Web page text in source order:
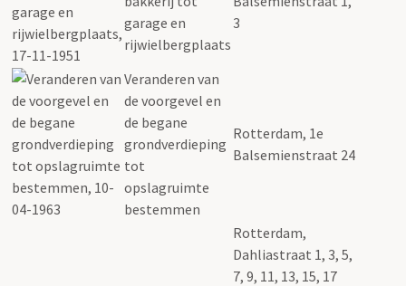
garage en
rijwielbergplaats
3
Veranderen van
de voorgevel en
de begane
grondverdieping
tot
opslagruimte
bestemmen
Rotterdam, 1e
Balsemienstraat 24
Rotterdam,
Dahliastraat 1, 3, 5,
7, 9, 11, 13, 15, 17